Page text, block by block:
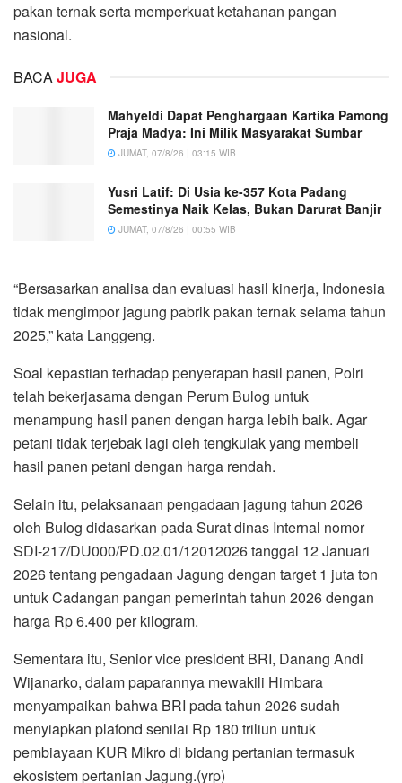
pakan ternak serta memperkuat ketahanan pangan
nasional.
BACAJUGA
Mahyeldi Dapat Penghargaan Kartika Pamong
Praja Madya: Ini Milik Masyarakat Sumbar
JUMAT, 07/8/26 | 03:15 WIB
Yusri Latif: Di Usia ke-357 Kota Padang
Semestinya Naik Kelas, Bukan Darurat Banjir
JUMAT, 07/8/26 | 00:55 WIB
“Bersasarkan analisa dan evaluasi hasil kinerja, Indonesia
tidak mengimpor jagung pabrik pakan ternak selama tahun
2025,” kata Langgeng.
Soal kepastian terhadap penyerapan hasil panen, Polri
telah bekerjasama dengan Perum Bulog untuk
menampung hasil panen dengan harga lebih baik. Agar
petani tidak terjebak lagi oleh tengkulak yang membeli
hasil panen petani dengan harga rendah.
Selain itu, pelaksanaan pengadaan jagung tahun 2026
oleh Bulog didasarkan pada Surat dinas Internal nomor
SDI-217/DU000/PD.02.01/12012026 tanggal 12 Januari
2026 tentang pengadaan Jagung dengan target 1 juta ton
untuk Cadangan pangan pemerintah tahun 2026 dengan
harga Rp 6.400 per kilogram.
Sementara itu, Senior vice president BRI, Danang Andi
Wijanarko, dalam paparannya mewakili Himbara
menyampaikan bahwa BRI pada tahun 2026 sudah
menyiapkan plafond senilai Rp 180 triliun untuk
pembiayaan KUR Mikro di bidang pertanian termasuk
ekosistem pertanian Jagung.(yrp)